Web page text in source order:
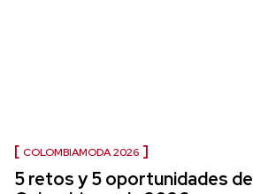
COLOMBIAMODA 2026
5 retos y 5 oportunidades de